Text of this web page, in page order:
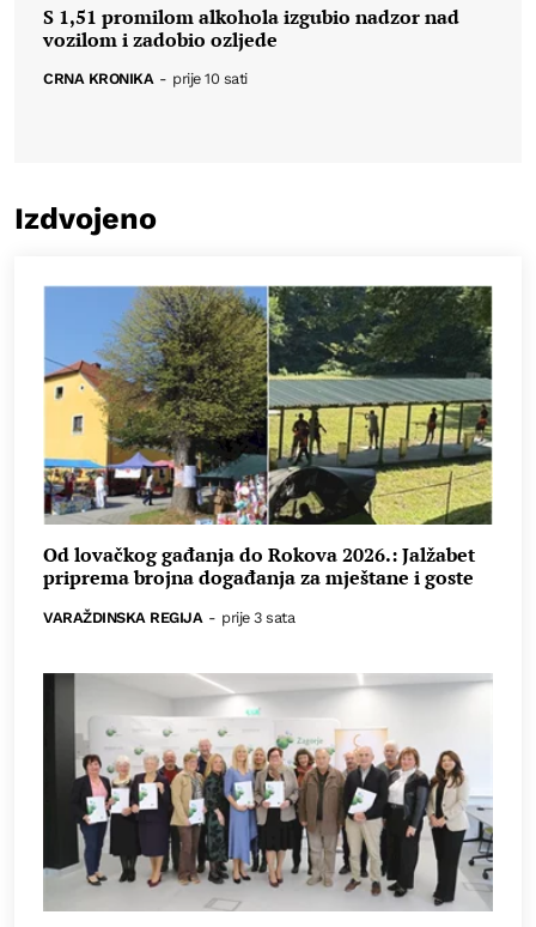
S 1,51 promilom alkohola izgubio nadzor nad
vozilom i zadobio ozljede
CRNA KRONIKA - prije 10 sati
Izdvojeno
Od lovačkog gađanja do Rokova 2026.: Jalžabet
priprema brojna događanja za mještane i goste
VARAŽDINSKA REGIJA - prije 3 sata